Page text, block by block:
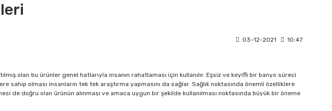
03-12-2021 10:47
olan bu ürünler genel hatlarıyla insanın rahatlaması için kullanılır. Eşsiz ve keyifli bir banyo süreci
olması insanların tek tek araştırma yapmasını da sağlar. Sağlık noktasında önemli özelliklere
de doğru olan ürünün alınması ve amaca uygun bir şekilde kullanılması noktasında büyük bir öneme